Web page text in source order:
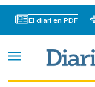
El diari en PDF